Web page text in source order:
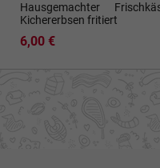
Hausgemachter
Kichererbsen fritiert
6,00 €